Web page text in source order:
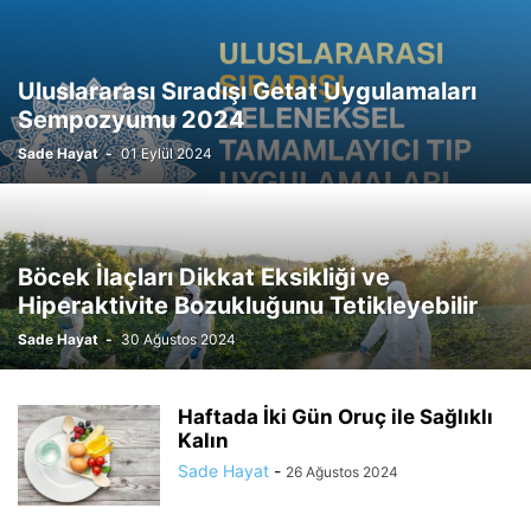
Uluslararası Sıradışı Getat Uygulamaları
Sempozyumu 2024
Sade Hayat - 01 Eylül 2024
Böcek İlaçları Dikkat Eksikliği ve
Hiperaktivite Bozukluğunu Tetikleyebilir
Sade Hayat - 30 Ağustos 2024
Haftada İki Gün Oruç ile Sağlıklı
Kalın
Sade Hayat - 26 Ağustos 2024